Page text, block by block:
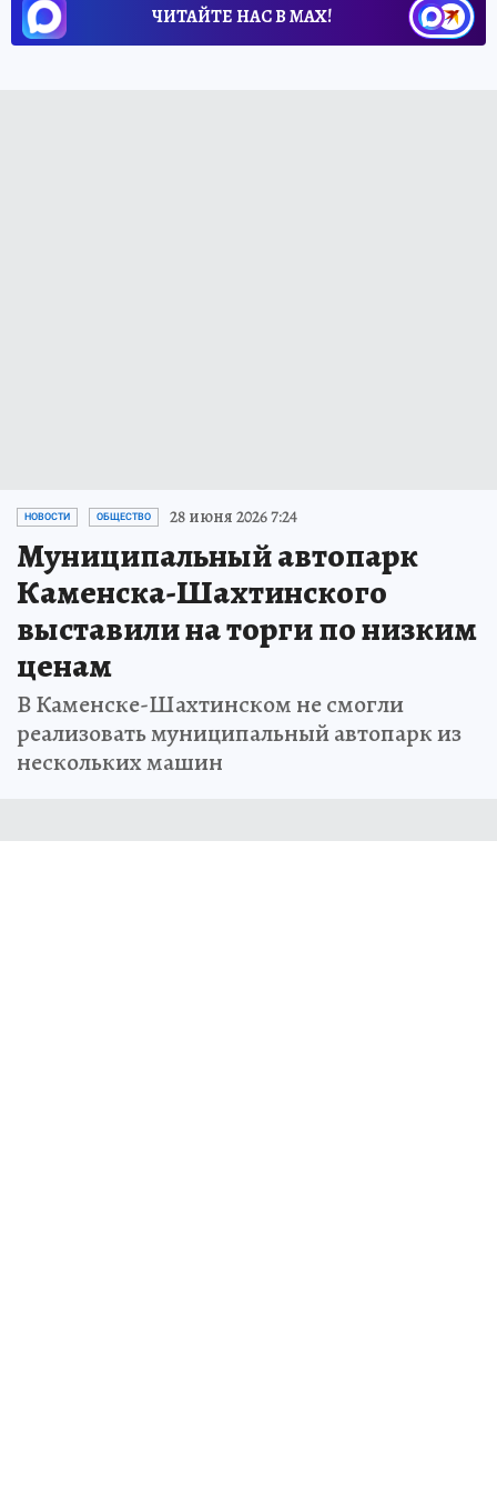
ЧИТАЙТЕ НАС В МАХ!
НОВОСТИ ОБЩЕСТВО 28 июня 2026 7:24
Муниципальный автопарк
Каменска-Шахтинского
выставили на торги по низким
ценам
В Каменске-Шахтинском не смогли
реализовать муниципальный автопарк из
нескольких машин